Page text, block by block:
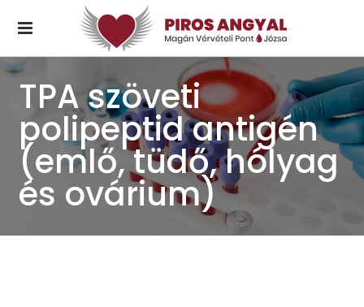
TPA szöveti
polipeptid antigén
(emlő, tüdő, hólyag
és ovárium)